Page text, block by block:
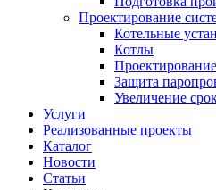
Проектирование
Котельные
Котлы
Защита
Увеличение
Услуги
Реализованные проекты
Каталог
Новости
Статьи